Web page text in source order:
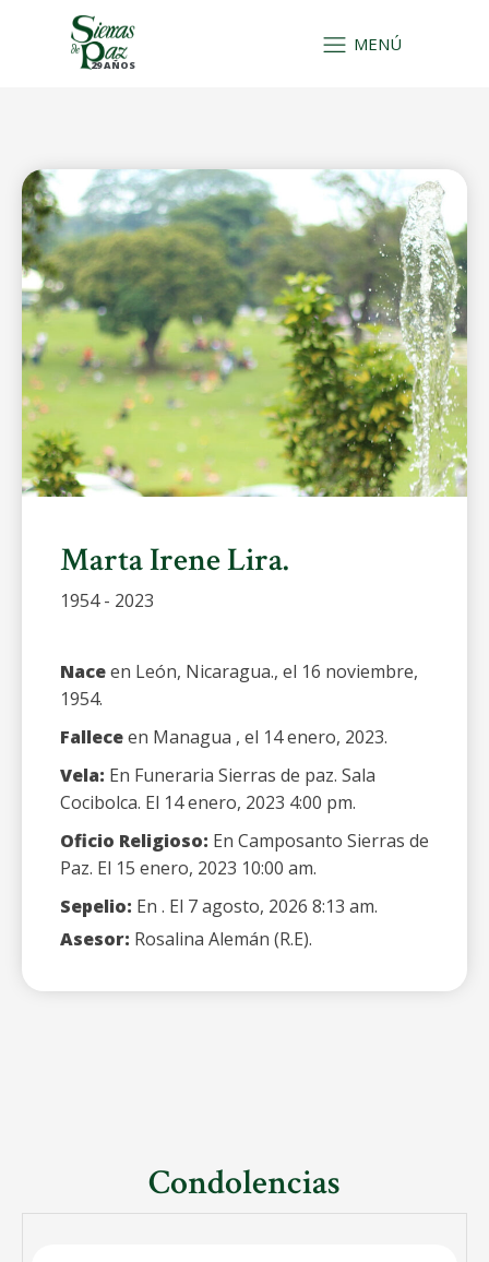
29 AÑOS
MENÚ
Marta Irene Lira.
1954 - 2023
Naceen León, Nicaragua., el 16 noviembre,
1954.
Falleceen Managua , el 14 enero, 2023.
Vela: En Funeraria Sierras de paz. Sala
Cocibolca. El 14 enero, 2023 4:00 pm.
Oficio Religioso: En Camposanto Sierras de
Paz. El 15 enero, 2023 10:00 am.
Sepelio: En . El 7 agosto, 2026 8:13 am.
Asesor: Rosalina Alemán (R.E).
Condolencias